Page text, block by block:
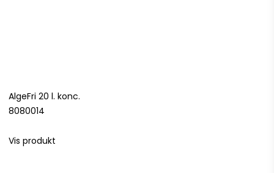
AlgeFri 20 l. konc.
8080014
Vis produkt